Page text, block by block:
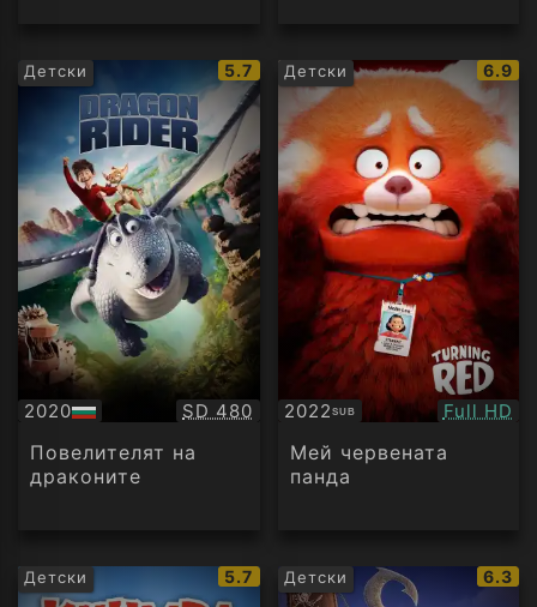
Детски
IMDb
рейтинг:
5.7
2020
БГ
аудио
Качество:
SD 480
Повелителят на
драконите
Детски
IMDb
6.9
2022SUB
Субтитри Full HD
Мей червената
панда
Детски
IMDb
рейтинг:
5.7 Детски
IMDb
6.3